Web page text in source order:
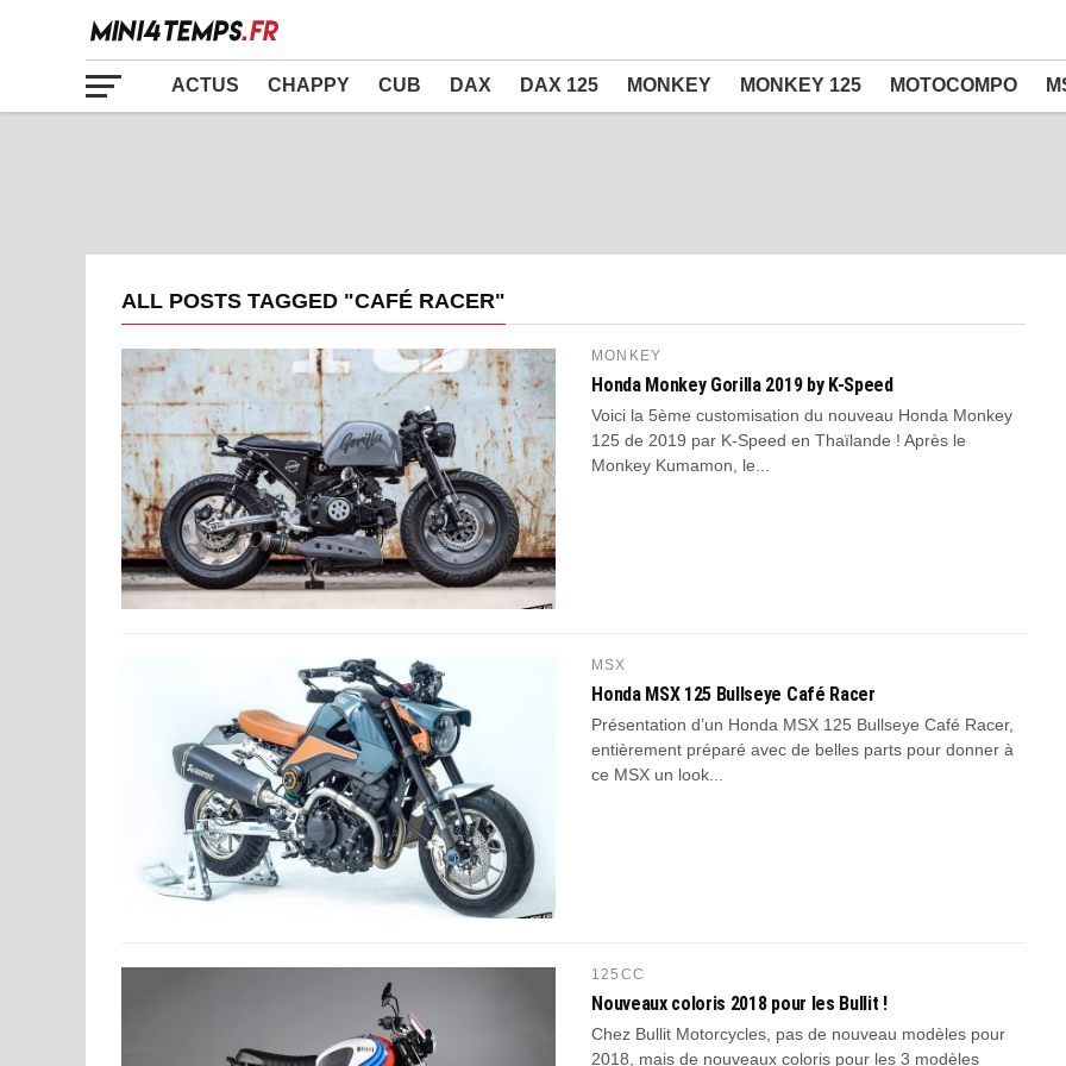
ACTUS CHAPPY CUB DAX DAX 125 MONKEY MONKEY 125 MOTOCOMPO
ALL POSTS TAGGED "CAFÉ RACER"
MONKEY
Honda Monkey Gorilla 2019 by K-Speed
Voici la 5ème customisation du nouveau Honda Monkey
125 de 2019 par K-Speed en Thaïlande ! Après le
Monkey Kumamon, le...
MSX
Honda MSX 125 Bullseye Café Racer
Présentation d’un Honda MSX 125 Bullseye Café Racer,
entièrement préparé avec de belles parts pour donner à
ce MSX un look...
125CC
Nouveaux coloris 2018 pour les Bullit !
Chez Bullit Motorcycles, pas de nouveau modèles pour
2018, mais de nouveaux coloris pour les 3 modèles